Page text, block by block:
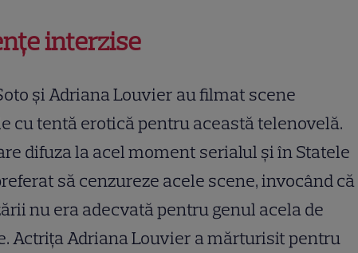
interzise
și Adriana Louvier au filmat scene
cu tentă erotică pentru această telenovelă.
difuza la acel moment serialul și în Statele
să cenzureze acele scene, invocând că
nu era adecvată pentru genul acela de
Actrița Adriana Louvier a mărturisit pentru